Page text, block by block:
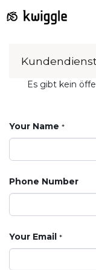
Kundendienst
Es gibt kein
Your Name *
Phone Number
Your Email *